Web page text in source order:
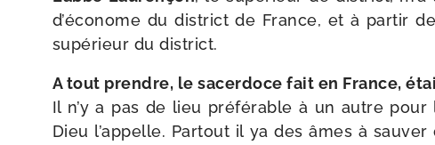
d’économe du dis­trict de France, et à par­tir
supé­rieur du district.
A tout prendre, le sacer­doce fait en France,
Il n’y a pas de lieu pré­fé­rable à un autre
Dieu l’appelle. Partout il ya des âmes à